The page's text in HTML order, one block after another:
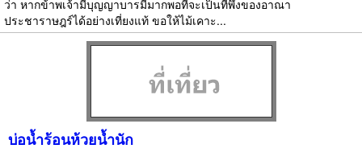
ว่า หากข้าพเจ้ามีบุญญาบารมีมากพอที่จะเป็นที่พึ่งของอาณา
ประชาราษฎร์ได้อย่างเที่ยงแท้ ขอให้ไม้เคาะ...
บ่อน้ำร้อนห้วยน้ำนัก